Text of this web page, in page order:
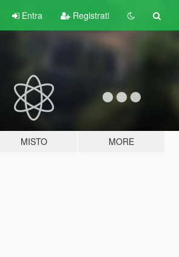
Entra Registrati
MISTO MORE